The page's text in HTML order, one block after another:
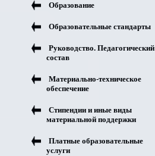
Образование
Образовательные стандарты
Руководство. Педагогический
состав
Материально-техническое
обеспечение
Стипендии и иные виды
материальной поддержки
Платные образовательные
услуги